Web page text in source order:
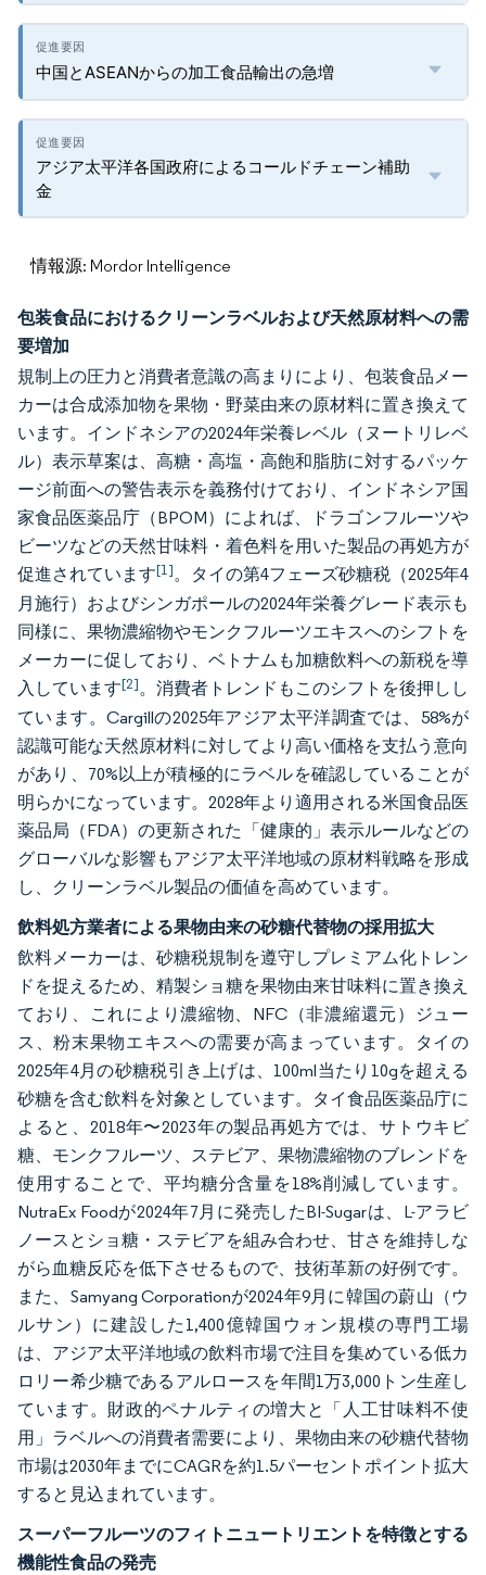
中国とASEANからの加工食品輸出の急増
アジア太平洋各国政府によるコールドチェーン補助
金
情報源: Mordor Intelligence
包装食品におけるクリーンラベルおよび天然原材料への需
要増加
規制上の圧力と消費者意識の高まりにより、包装食品メー
カーは合成添加物を果物・野菜由来の原材料に置き換えて
います。インドネシアの2024年栄養レベル（ヌートリレベ
ル）表示草案は、高糖・高塩・高飽和脂肪に対するパッケ
ージ前面への警告表示を義務付けており、インドネシア国
家食品医薬品庁（BPOM）によれば、ドラゴンフルーツや
ビーツなどの天然甘味料・着色料を用いた製品の再処方が
促進されています[1]。タイの第4フェーズ砂糖税（2025年4
月施行）およびシンガポールの2024年栄養グレード表示も
同様に、果物濃縮物やモンクフルーツエキスへのシフトを
メーカーに促しており、ベトナムも加糖飲料への新税を導
入しています[2]。消費者トレンドもこのシフトを後押しし
ています。Cargillの2025年アジア太平洋調査では、58%が
認識可能な天然原材料に対してより高い価格を支払う意向
があり、70%以上が積極的にラベルを確認していることが
明らかになっています。2028年より適用される米国食品医
薬品局（FDA）の更新された「健康的」表示ルールなどの
グローバルな影響もアジア太平洋地域の原材料戦略を形成
し、クリーンラベル製品の価値を高めています。
飲料処方業者による果物由来の砂糖代替物の採用拡大
飲料メーカーは、砂糖税規制を遵守しプレミアム化トレン
ドを捉えるため、精製ショ糖を果物由来甘味料に置き換え
ており、これにより濃縮物、NFC（非濃縮還元）ジュー
ス、粉末果物エキスへの需要が高まっています。タイの
2025年4月の砂糖税引き上げは、100ml当たり10gを超える
砂糖を含む飲料を対象としています。タイ食品医薬品庁に
よると、2018年〜2023年の製品再処方では、サトウキビ
糖、モンクフルーツ、ステビア、果物濃縮物のブレンドを
使用することで、平均糖分含量を18%削減しています。
NutraEx Foodが2024年7月に発売したBI-Sugarは、L-アラビ
ノースとショ糖・ステビアを組み合わせ、甘さを維持しな
がら血糖反応を低下させるもので、技術革新の好例です。
また、Samyang Corporationが2024年9月に韓国の蔚山（ウ
ルサン）に建設した1,400億韓国ウォン規模の専門工場
は、アジア太平洋地域の飲料市場で注目を集めている低カ
ロリー希少糖であるアルロースを年間1万3,000トン生産し
ています。財政的ペナルティの増大と「人工甘味料不使
用」ラベルへの消費者需要により、果物由来の砂糖代替物
市場は2030年までにCAGRを約1.5パーセントポイント拡大
すると見込まれています。
スーパーフルーツのフィトニュートリエントを特徴とする
機能性食品の発売